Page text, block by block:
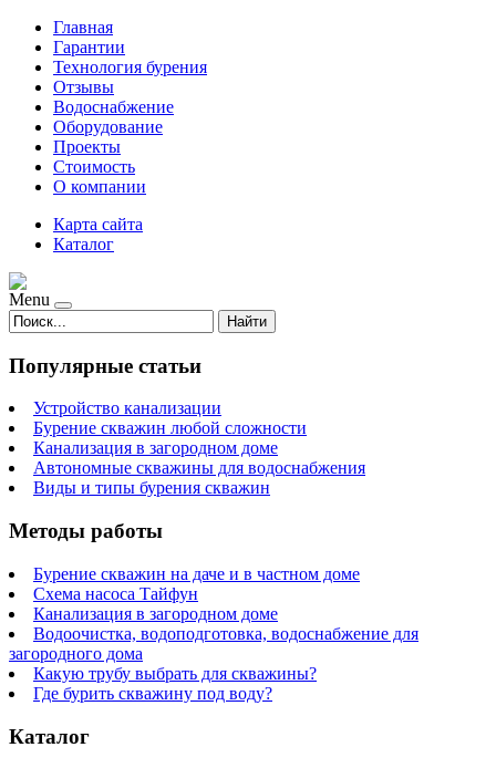
Главная
Гарантии
Технология бурения
Отзывы
Водоснабжение
Оборудование
Проекты
Стоимость
О компании
Карта сайта
Каталог
Menu
Найти
Популярные статьи
Устройство канализации
Бурение скважин любой сложности
Канализация в загородном доме
Автономные скважины для водоснабжения
Виды и типы бурения скважин
Методы работы
Бурение скважин на даче и в частном доме
Схема насоса Тайфун
Канализация в загородном доме
Водоочистка, водоподготовка, водоснабжение для
загородного дома
Какую трубу выбрать для скважины?
Где бурить скважину под воду?
Каталог